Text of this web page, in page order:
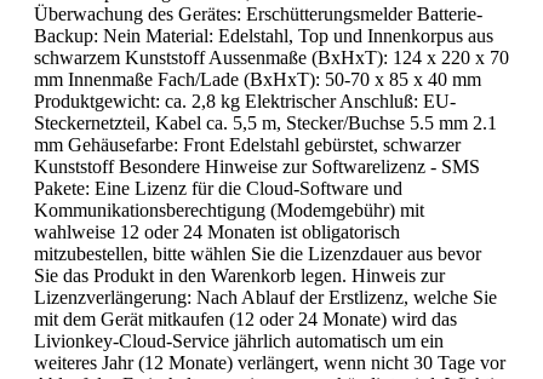
Überwachung des Gerätes: Erschütterungsmelder Batterie-
Backup: Nein Material: Edelstahl, Top und Innenkorpus aus
schwarzem Kunststoff Aussenmaße (BxHxT): 124 x 220 x 70
mm Innenmaße Fach/Lade (BxHxT): 50-70 x 85 x 40 mm
Produktgewicht: ca. 2,8 kg Elektrischer Anschluß: EU-
Steckernetzteil, Kabel ca. 5,5 m, Stecker/Buchse 5.5 mm 2.1
mm Gehäusefarbe: Front Edelstahl gebürstet, schwarzer
Kunststoff Besondere Hinweise zur Softwarelizenz - SMS
Pakete: Eine Lizenz für die Cloud-Software und
Kommunikationsberechtigung (Modemgebühr) mit
wahlweise 12 oder 24 Monaten ist obligatorisch
mitzubestellen, bitte wählen Sie die Lizenzdauer aus bevor
Sie das Produkt in den Warenkorb legen. Hinweis zur
Lizenzverlängerung: Nach Ablauf der Erstlizenz, welche Sie
mit dem Gerät mitkaufen (12 oder 24 Monate) wird das
Livionkey-Cloud-Service jährlich automatisch um ein
weiteres Jahr (12 Monate) verlängert, wenn nicht 30 Tage vor